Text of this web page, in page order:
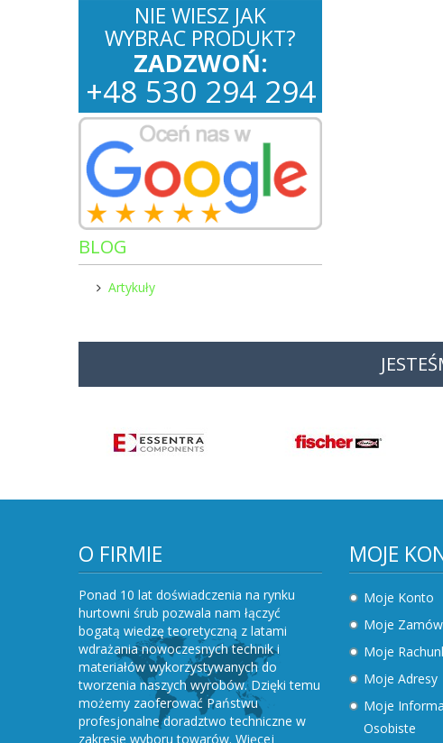
NIE WIESZ JAK
WYBRAC PRODUKT?
ZADZWOŃ:
+48 530 294 294
BLOG
Artykuły
O FIRMIE
Ponad 10 lat doświadczenia na rynku
hurtowni śrub pozwala nam łączyć
bogatą wiedzę teoretyczną z latami
wdrażania nowoczesnych technik i
materiałów wykorzystywanych do
tworzenia naszych wyrobów. Dzięki temu
możemy zaoferować Państwu
profesjonalne doradztwo techniczne w
zakresie wyboru towarów. Więcej
MOJE
Moje Konto
Moje
Moje
Moje Adresy
Moje
Osobiste